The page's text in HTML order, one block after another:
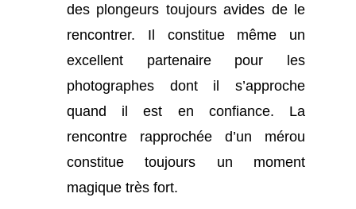
des plongeurs toujours avides de le
rencontrer. Il constitue même un
excellent partenaire pour les
photographes dont il s’approche
quand il est en confiance. La
rencontre rapprochée d’un mérou
constitue toujours un moment
magique très fort.